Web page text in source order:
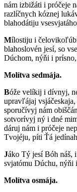
nám izbižáti i próčeje
razlíčnych kóznej
blahodátiju
Mílostiju i
blahoslovén jesí, so
Dúchom, nýňi i
Molítva sedmája.
Bóže velíkij i dívnyj,
upravľájaj
sporučívyj nám
sotvorívyj ný i dné
dáruj nám i próčeje
Tvojéju, píti Ťá
Jáko Tý jesí Bóh náš,
svjatómu Dúchu,
Molítva osmája.